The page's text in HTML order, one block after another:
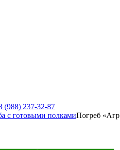
(988) 237-32-87
с готовыми полкамиПогреб